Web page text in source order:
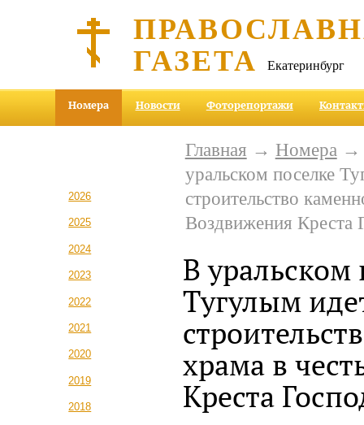
ГАЗЕТА Екатеринбург
Номера Новости Фоторепортажи
2026
2025
2024
2023
2022
2021
2020
2019
2018
Главная → Номера
уральском поселке
строительство
Воздвижения Креста
В уральском
Тугулым
храма в
Креста